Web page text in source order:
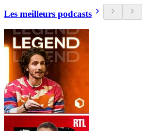
Les meilleurs podcasts